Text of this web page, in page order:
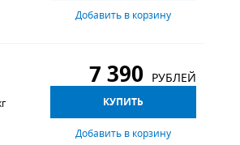
Добавить в корзину
7 390 РУБЛЕЙ
КУПИТЬ
Добавить в корзину